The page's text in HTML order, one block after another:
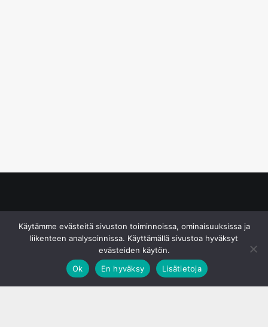
Käytämme evästeitä sivuston toiminnoissa, ominaisuuksissa ja
liikenteen analysoinnissa. Käyttämällä sivustoa hyväksyt
evästeiden käytön.
Ok
En hyväksy Lisätietoja